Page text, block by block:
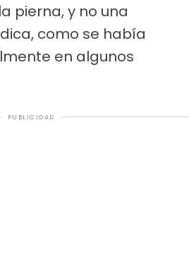
pierna, y no una
como se había
en algunos
PUBLICIDAD